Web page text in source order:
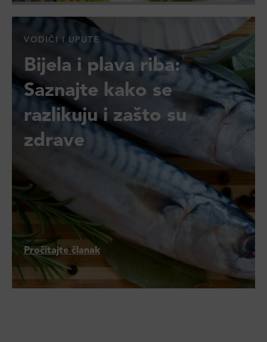
VODIČI I UPUTE
Bijela i plava riba:
Saznajte kako se
razlikuju i zašto su
zdrave
Pročitajte članak